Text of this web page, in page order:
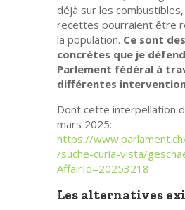
déjà sur les
recettes pourraient être
la population. Ce sont
concrètes que je
Parlement fédéral à
différentes
Dont cette interpellation
mars 2025:
https://
/suche-curia-vista/
AffairId=20253218
Les alternatives